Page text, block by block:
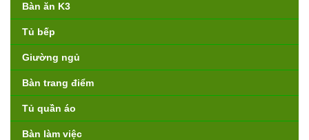
Bàn ăn K3
Tủ bếp
Giường ngủ
Bàn trang điểm
Tủ quần áo
Bàn làm việc